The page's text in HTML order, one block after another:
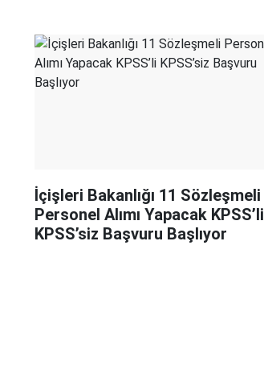
İçişleri Bakanlığı 11 Sözleşmeli
Personel Alımı Yapacak KPSS’li
KPSS’siz Başvuru Başlıyor